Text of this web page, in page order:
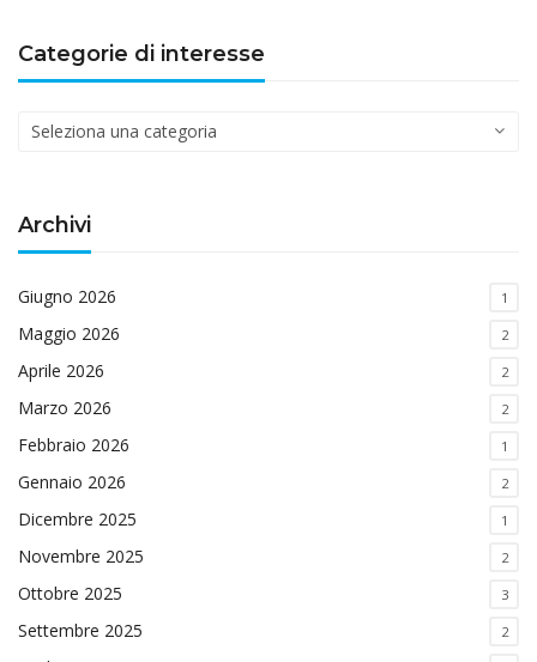
Categorie di interesse
Categorie
Archivi
Giugno 2026 1
Maggio 2026 2
Aprile 2026 2
Marzo 2026 2
Febbraio 2026 1
Gennaio 2026 2
Dicembre 2025 1
Novembre 2025 2
Ottobre 2025 3
Settembre 2025 2